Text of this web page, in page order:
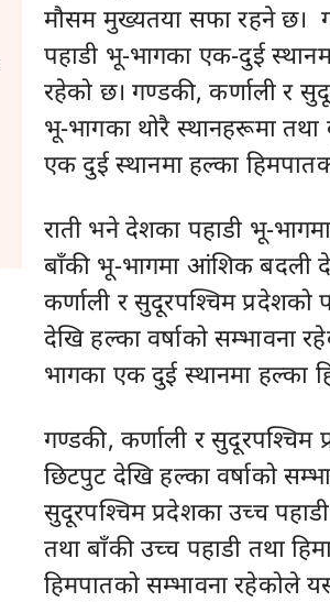
मौसम मुख्यतया सफा रहने छ।
पहाडी भू-भागका एक-दुई
रहेको छ। गण्डकी, कर्णाली र
भू-भागका थोरै स्थानहरूमा तथा
एक दुई स्थानमा हल्का
राती भने देशका पहाडी भू-
बाँकी भू-भागमा आंशिक बदली
कर्णाली र सुदूरपश्चिम
देखि हल्का वर्षाको सम्भावना
भागका एक दुई स्थानमा हल्का
गण्डकी, कर्णाली र सुदूरपश्चिम
छिटपुट देखि हल्का वर्षाको
सुदूरपश्चिम प्रदेशका उच्च
तथा बाँकी उच्च पहाडी तथा
हिमपातको सम्भावना रहेकोले